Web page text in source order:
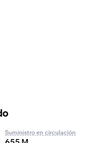
Suministro en circulación